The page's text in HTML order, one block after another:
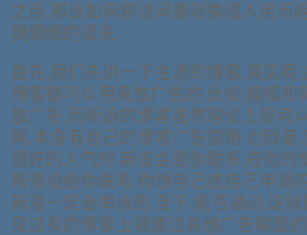
之后,那该如何将访问量转换成人民币
我细细的道来.
首先,我们先讲一下主流的博客,其实呢
博客都可以用来放广告的,比如,搜狐和
放广告,而新浪的博客虽然理论上是可
网,本身有自己的博客广告营销,也就是
很好的人气时,新浪会跟你联系,在你的
新浪没给你联系,你想自己放自己申请
新浪一定会审核的,至于,能否通过,这
见过有的博客上就放过其他广告联盟